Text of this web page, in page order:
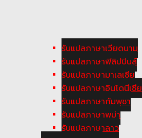
รับแปลภาษาเวียดนาม
รับแปลภาษาฟิลิปปินส์
รับแปลภาษามาเลเซีย
รับแปลภาษาอินโดนีเซีย
รับแปลภาษากัมพูชา
รับแปลภาษาพม่า
รับแปลภาษาลาว